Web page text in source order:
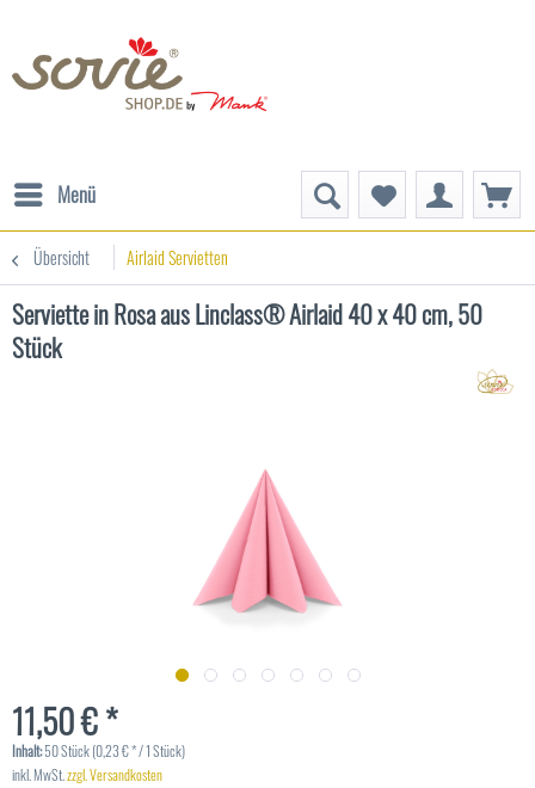
Menü
Übersicht Airlaid Servietten
Serviette in Rosa aus Linclass® Airlaid 40 x 40 cm, 50
Stück
11,50 € *
Inhalt:50 Stück (0,23 € * / 1 Stück)
inkl. MwSt.zzgl. Versandkosten